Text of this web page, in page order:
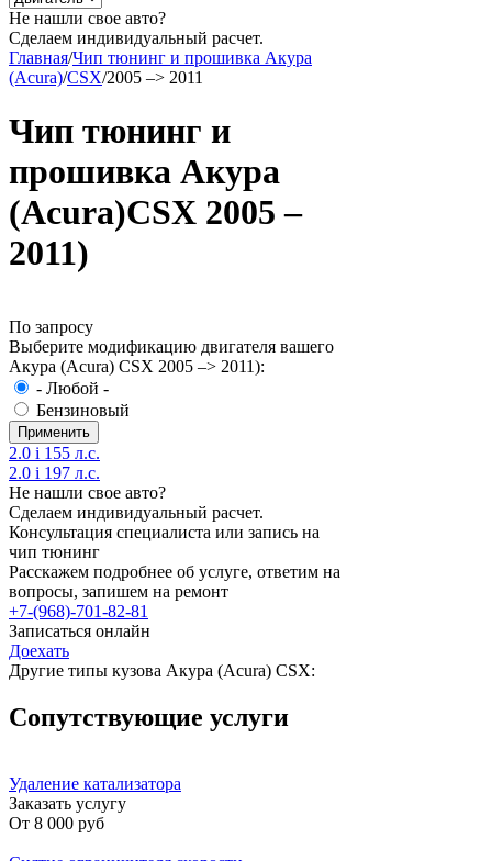
Не нашли свое авто?
Сделаем индивидуальный расчет.
Главная/Чип тюнинг и прошивка Акура
(Acura)/CSX/2005 –> 2011
Чип тюнинг и
прошивка Акура
(Acura)CSX 2005 –
2011)
По запросу
Выберите модификацию двигателя вашего
Акура (Acura) CSX 2005 –> 2011):
- Любой -
Бензиновый
2.0 i 155 л.с.
2.0 i 197 л.с.
Не нашли свое авто?
Сделаем индивидуальный расчет.
Консультация специалиста или запись на
чип тюнинг
Расскажем подробнее об услуге, ответим на
вопросы, запишем на ремонт
+7-(968)-701-82-81
Записаться онлайн
Доехать
Другие типы кузова Акура (Acura) CSX:
Сопутствующие услуги
Удаление катализатора
Заказать услугу
От 8 000 руб